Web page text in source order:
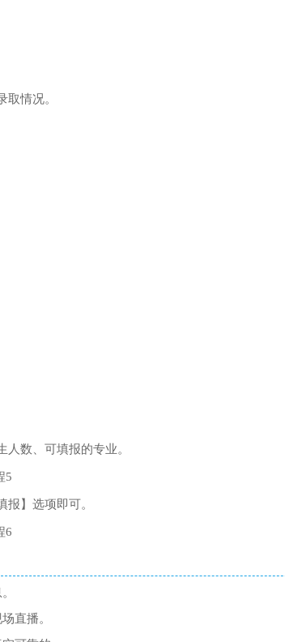
情况。
数、可填报的专业。
】选项即可。
直播。